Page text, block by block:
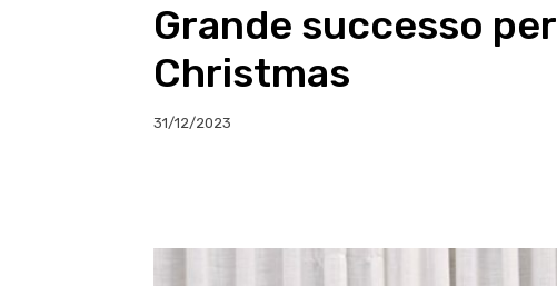
Grande successo
Christmas
31/12/2023